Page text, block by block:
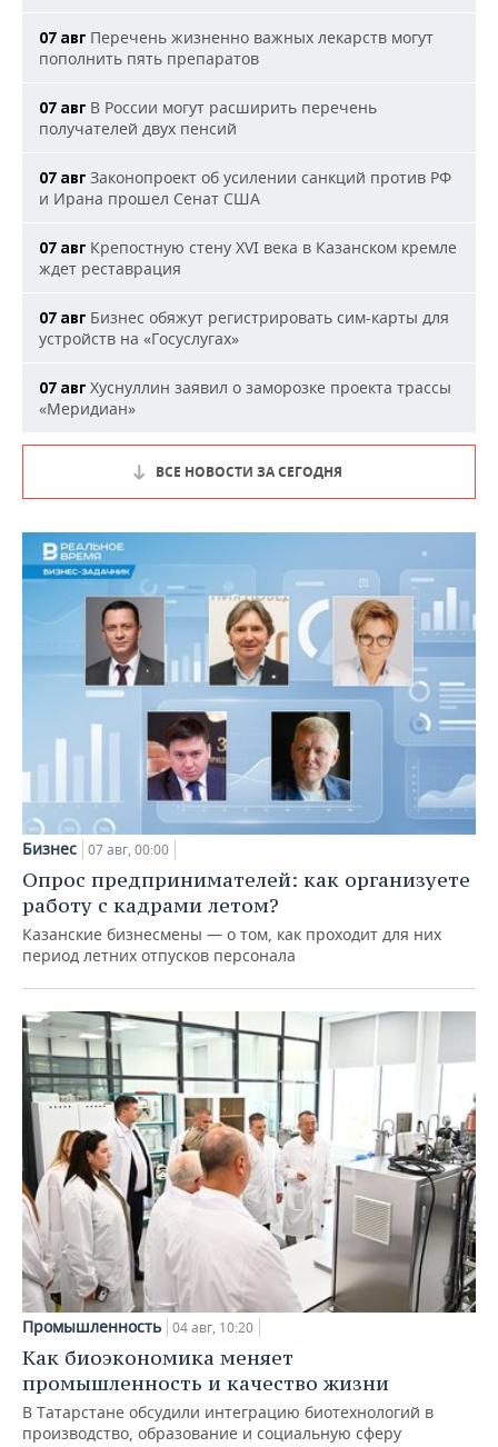
07 авг Перечень жизненно важных лекарств могут
пополнить пять препаратов
07 авг В России могут расширить перечень
получателей двух пенсий
07 авг Законопроект об усилении санкций против РФ
и Ирана прошел Сенат США
07 авг Крепостную стену XVI века в Казанском кремле
ждет реставрация
07 авг Бизнес обяжут регистрировать сим-карты для
устройств на «Госуслугах»
07 авг Хуснуллин заявил о заморозке проекта трассы
«Меридиан»
ВСЕ НОВОСТИ ЗА СЕГОДНЯ
Бизнес 07 авг, 00:00
Опрос предпринимателей: как организуете
работу с кадрами летом?
Казанские бизнесмены — о том, как проходит для них
период летних отпусков персонала
Промышленность 04 авг, 10:20
Как биоэкономика меняет
промышленность и качество жизни
В Татарстане обсудили интеграцию биотехнологий в
производство, образование и социальную сферу